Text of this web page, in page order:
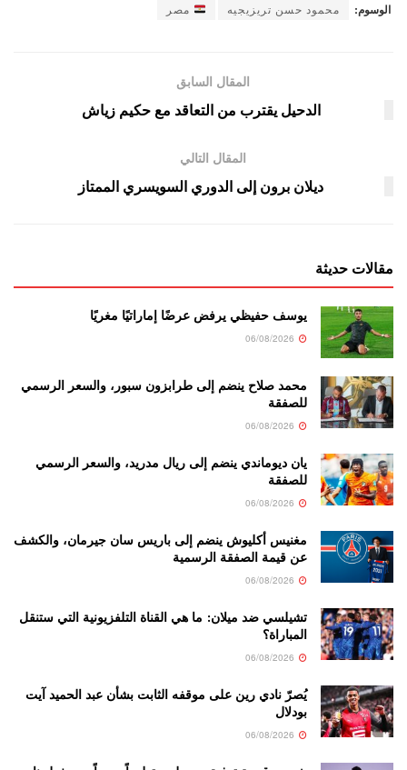
الوسوم: محمود حسن تريزيجيه مصر
المقال السابق
الدحيل يقترب من التعاقد مع حكيم زياش
المقال التالي
ديلان برون إلى الدوري السويسري الممتاز
مقالات حديثة
يوسف حفيظي يرفض عرضًا إماراتيًا مغريًا
محمد صلاح ينضم إلى طرابزون سبور، والسعر الرسمي
للصفقة
يان ديوماندي ينضم إلى ريال مدريد، والسعر الرسمي
للصفقة
مغنيس أكليوش ينضم إلى باريس سان جيرمان، والكشف
عن قيمة الصفقة الرسمية
تشيلسي ضد ميلان: ما هي القناة التلفزيونية التي ستنقل
المباراة؟
يُصرّ نادي رين على موقفه الثابت بشأن عبد الحميد آيت
بودلال